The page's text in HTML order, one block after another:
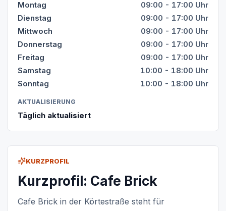
KURZPROFIL
Kurzprofil: Cafe Brick
Cafe Brick in der Körtestraße steht für
Montag
09:00 - 17:00 Uhr
Dienstag
09:00 - 17:00 Uhr
Mittwoch
09:00 - 17:00 Uhr
Donnerstag
09:00 - 17:00 Uhr
Freitag
09:00 - 17:00 Uhr
Samstag
10:00 - 18:00 Uhr
Sonntag
10:00 - 18:00 Uhr
AKTUALISIERUNG
Täglich aktualisiert